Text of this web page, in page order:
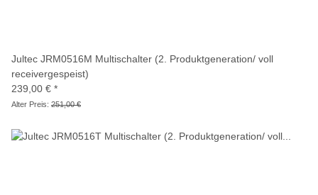
Jultec JRM0516M Multischalter (2. Produktgeneration/ voll
receivergespeist)
239,00 € *
Alter Preis: 251,00 €